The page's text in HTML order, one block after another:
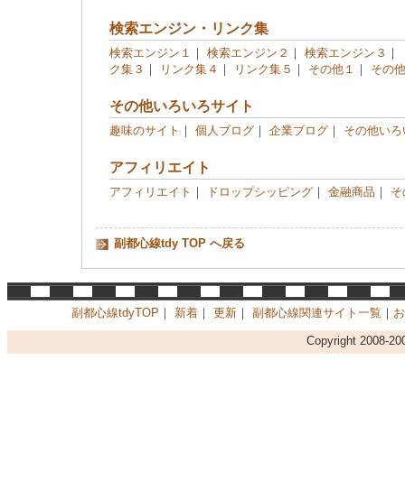
検索エンジン・リンク集
検索エンジン１ ｜ 検索エンジン２ ｜ 検索エンジン３ ｜
ク集３ ｜ リンク集４ ｜ リンク集５ ｜ その他１ ｜ その
その他いろいろサイト
趣味のサイト ｜ 個人ブログ ｜ 企業ブログ ｜ その他い
アフィリエイト
アフィリエイト ｜ ドロップシッピング ｜ 金融商品 ｜ そ
副都心線tdy TOP へ戻る
副都心線tdyTOP ｜ 新着｜ 更新｜ 副都心線関連サイト一覧 ｜
Copyright 2008-